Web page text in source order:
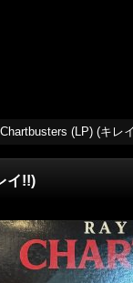
(LP) (キレ
イ!!)